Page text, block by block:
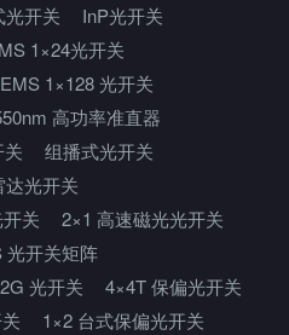
光开关
InP光开关
1×24光开关
1×128 光开关
高功率准直器
组播式光开关
达光开关
关
2×1 高速磁光光开关
光开关矩阵
光开关
4×4T 保偏光开关
1×2 台式保偏光开关